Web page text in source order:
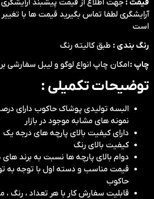
قیمت : جهت اطلاع از قیمت پیشبند
آرایشگری لطفا تماس بگیرید قیمت ها با
است
رنگ بندی : طبق کالیته رنگ
چاپ :امکان چاپ انواع لوگو و لیبل سفارشی
توضیحات تکمیلی :
البسه تولیدی پوشاک حاکوب دارای
نمونه های مشابه موجود در بازار
دارای کیفیت بالای پارچه های درجه یک
کیفیت بالای رنگ
دوام بالای پارچه ها نسبت به برند های
قیمت مناسب و دسته اول با توجه به
حاکوب
قابلیت سفارش کار با هر تعداد ، رنگ ،